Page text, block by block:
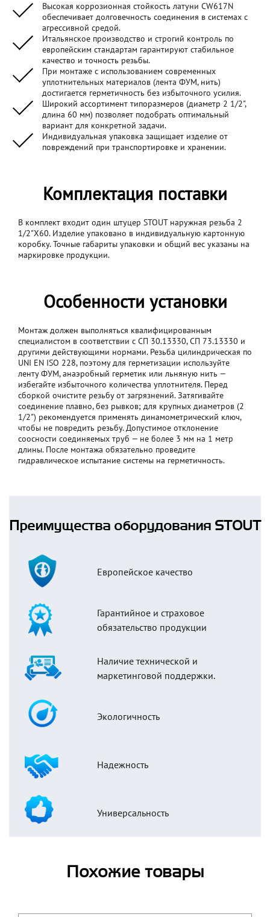
Высокая коррозионная стойкость латуни CW617N
обеспечивает долговечность соединения в системах с
агрессивной средой.
Итальянское производство и строгий контроль по
европейским стандартам гарантируют стабильное
качество и точность резьбы.
При монтаже с использованием современных
уплотнительных материалов (лента ФУМ, нить)
достигается герметичность без избыточного усилия.
Широкий ассортимент типоразмеров (диаметр 2 1/2",
длина 60 мм) позволяет подобрать оптимальный
вариант для конкретной задачи.
Индивидуальная упаковка защищает изделие от
повреждений при транспортировке и хранении.
Комплектация поставки
В комплект входит один штуцер STOUT наружная резьба 2
1/2"X60. Изделие упаковано в индивидуальную картонную
коробку. Точные габариты упаковки и общий вес указаны на
маркировке продукции.
Особенности установки
Монтаж должен выполняться квалифицированным
специалистом в соответствии с СП 30.13330, СП 73.13330 и
другими действующими нормами. Резьба цилиндрическая по
UNI EN ISO 228, поэтому для герметизации используйте
ленту ФУМ, анаэробный герметик или льняную нить —
избегайте избыточного количества уплотнителя. Перед
сборкой очистите резьбу от загрязнений. Затягивайте
соединение плавно, без рывков; для крупных диаметров (2
1/2") рекомендуется применять динамометрический ключ,
чтобы не повредить резьбу. Допустимое отклонение
соосности соединяемых труб — не более 3 мм на 1 метр
длины. После монтажа обязательно проведите
гидравлическое испытание системы на герметичность.
Преимущества оборудования STOUT
Европейское качество
Гарантийное и страховое
обязательство продукции
Наличие технической и
маркетинговой поддержки.
Экологичность
Надежность
Универсальность
Похожие товары